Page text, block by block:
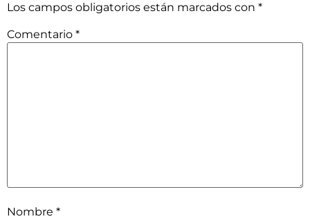
Los campos obligatorios están marcados con *
Comentario *
Nombre *